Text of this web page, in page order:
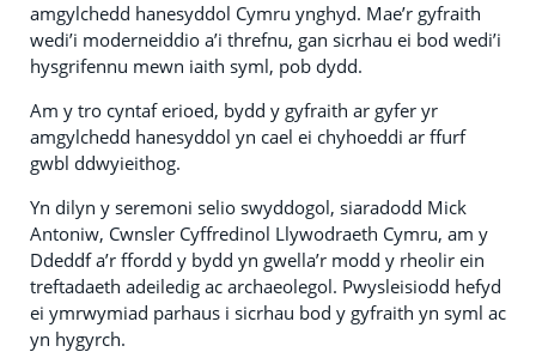
amgylchedd hanesyddol Cymru ynghyd. Mae’r gyfraith
wedi’i moderneiddio a’i threfnu, gan sicrhau ei bod wedi’i
hysgrifennu mewn iaith syml, pob dydd.
Am y tro cyntaf erioed, bydd y gyfraith ar gyfer yr
amgylchedd hanesyddol yn cael ei chyhoeddi ar ffurf
gwbl ddwyieithog.
Yn dilyn y seremoni selio swyddogol, siaradodd Mick
Antoniw, Cwnsler Cyffredinol Llywodraeth Cymru, am y
Ddeddf a’r ffordd y bydd yn gwella’r modd y rheolir ein
treftadaeth adeiledig ac archaeolegol. Pwysleisiodd hefyd
ei ymrwymiad parhaus i sicrhau bod y gyfraith yn syml ac
yn hygyrch.